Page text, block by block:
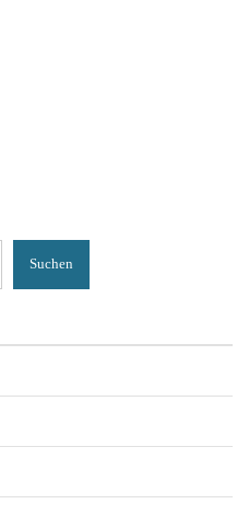
Suchen